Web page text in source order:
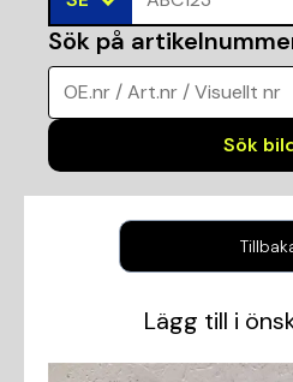
Sök på
OE.nr / Art.nr / Visuellt nr
Sök
Lägg till i